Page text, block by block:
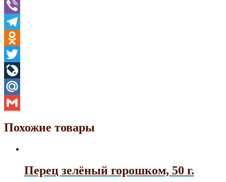
WhatsApp
Viber
Telegram
Odnoklassniki
Twitter
LiveJournal
Mail.Ru
Похожие товары
Перец зелёный горошком, 50 г.